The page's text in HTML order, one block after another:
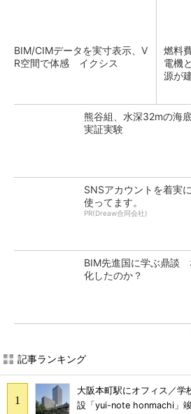
BIM/CIMデータを実寸表示、V
R空間で体感 イクシス
燃料
電機
源が
熊谷組、水深32mの海
実証実験
SNSアカウントを着実
使ってます。
PR(Dreaw合同会社)
BIM先進国に学ぶ鼎談
化したのか？
記事ランキング
大阪本町駅にオフィス／
設「yui-note honmachi」